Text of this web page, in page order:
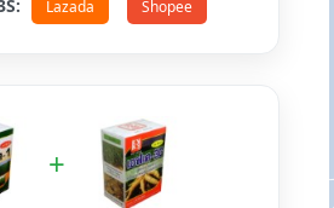
Lazada Shopee
+